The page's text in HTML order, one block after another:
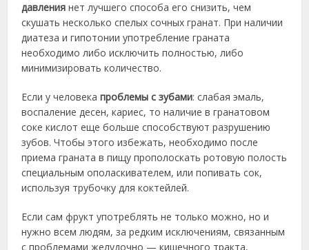
давления нет лучшего способа его снизить, чем
скушать несколько спелых сочных гранат. При наличии
диатеза и гипотонии употребление граната
необходимо либо исключить полностью, либо
минимизировать количество.
Если у человекапроблемы с зубами: слабая эмаль,
воспаление десен, кариес, то наличие в гранатовом
соке кислот еще больше способствуют разрушению
зубов. Чтобы этого избежать, необходимо после
приема граната в пищу прополоскать ротовую полость
специальным ополаскивателем, или попивать сок,
используя трубочку для коктейлей.
Если сам фрукт употреблять не только можно, но и
нужно всем людям, за редким исключениям, связанным
с проблемами желудочно — кишечного тракта,